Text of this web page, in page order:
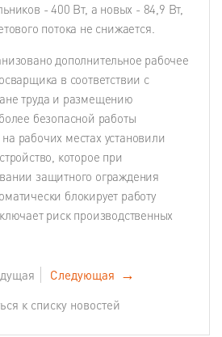
- 400 Вт, а новых - 84,9 Вт,
потока не снижается.
дополнительное рабочее
в соответствии с
труда и размещению
безопасной работы
рабочих местах установили
которое при
защитного ограждения
блокирует работу
риск производственных
Следующая →
к списку новостей